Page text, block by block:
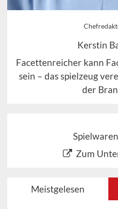
Kerstin
Facettenreicher kann
sein – das spielzeug
der
Zum
Meistgelesen